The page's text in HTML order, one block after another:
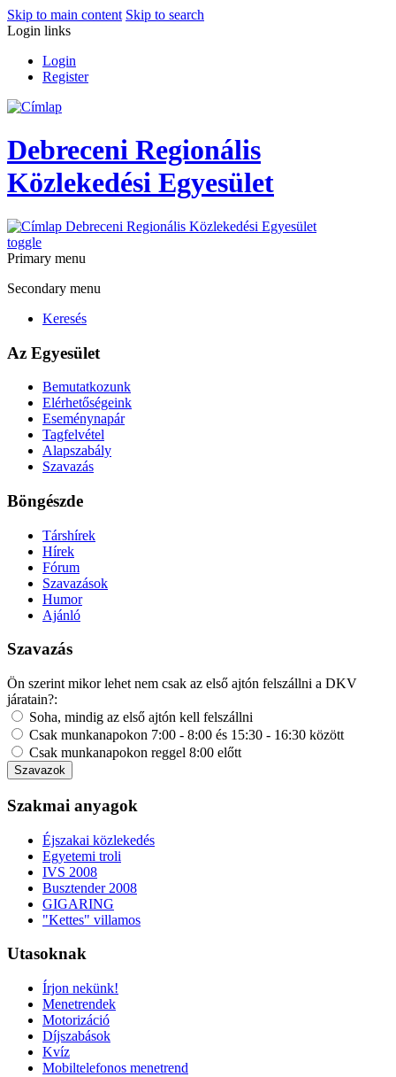
Skip to main content Skip to search
Login links
Login
Register
Debreceni Regionális
Közlekedési Egyesület
Debreceni Regionális Közlekedési Egyesület
toggle
Primary menu
Secondary menu
Keresés
Az Egyesület
Bemutatkozunk
Elérhetőségeink
Eseménynapár
Tagfelvétel
Alapszabály
Szavazás
Böngészde
Társhírek
Hírek
Fórum
Szavazások
Humor
Ajánló
Szavazás
Ön szerint mikor lehet nem csak az első ajtón felszállni a DKV
járatain?:
Soha, mindig az első ajtón kell felszállni
Csak munkanapokon 7:00 - 8:00 és 15:30 - 16:30 között
Csak munkanapokon reggel 8:00 előtt
Szakmai anyagok
Éjszakai közlekedés
Egyetemi troli
IVS 2008
Busztender 2008
GIGARING
"Kettes" villamos
Utasoknak
Írjon nekünk!
Menetrendek
Motorizáció
Díjszabások
Kvíz
Mobiltelefonos menetrend